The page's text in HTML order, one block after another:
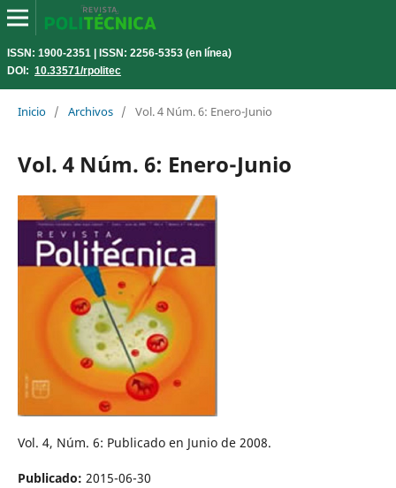
ISSN: 1900-2351 | ISSN: 2256-5353 (en línea)
DOI: 10.33571/rpolitec
Inicio / Archivos / Vol. 4 Núm. 6: Enero-Junio
Vol. 4 Núm. 6: Enero-Junio
Vol. 4, Núm. 6: Publicado en Junio de 2008.
Publicado: 2015-06-30